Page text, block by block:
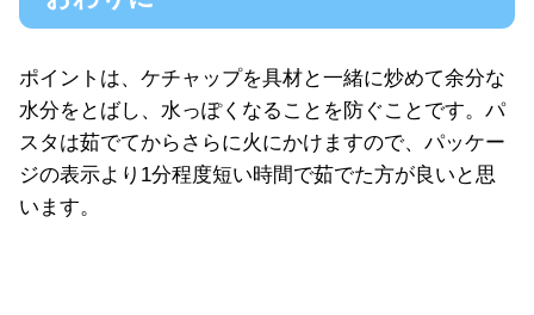
ポイントは、ケチャップを具材と一緒に炒めて余分な
水分をとばし、水っぽくなることを防ぐことです。パ
スタは茹でてからさらに火にかけますので、パッケー
ジの表示より1分程度短い時間で茹でた方が良いと思
います。